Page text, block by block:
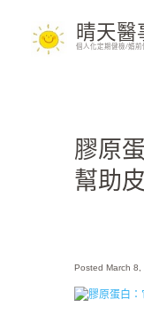
晴天醫
個人化定期健檢/婚前
膠原
幫助
March 8,